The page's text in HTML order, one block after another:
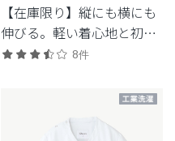
【在庫限り】縦にも横にも
伸びる。軽い着心地と初め
ての1着にもおすすめなシ
8件